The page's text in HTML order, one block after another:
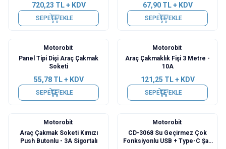
720,23 TL + KDV
SEPETE EKLE
67,90TL + KDV
SEPETE EKLE
Motorobit
Panel Tipi Dişi Araç Çakmak
Soketi
55,78TL + KDV
SEPETE EKLE
Motorobit
Araç Çakmaklık Fişi 3 Metre -
10A
121,25 TL + KDV
SEPETE EKLE
Motorobit
Araç Çakmak Soketi Kımızı
Push Butonlu - 3A Sigortalı
Motorobit
CD-3068 Su Geçirmez Çok
Fonksiyonlu USB + Type-C Şarj